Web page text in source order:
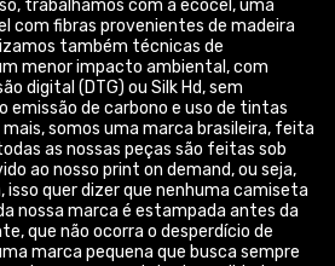
trabalhamos com a ecocel, uma
com fibras provenientes de madeira
também técnicas de
menor impacto ambiental, com
digital (DTG) ou Silk Hd, sem
emissão de carbono e uso de tintas
mais, somos uma marca brasileira, feita
as nossas peças são feitas sob
ao nosso print on demand, ou seja,
isso quer dizer que nenhuma camiseta
nossa marca é estampada antes da
que não ocorra o desperdício de
marca pequena que busca sempre